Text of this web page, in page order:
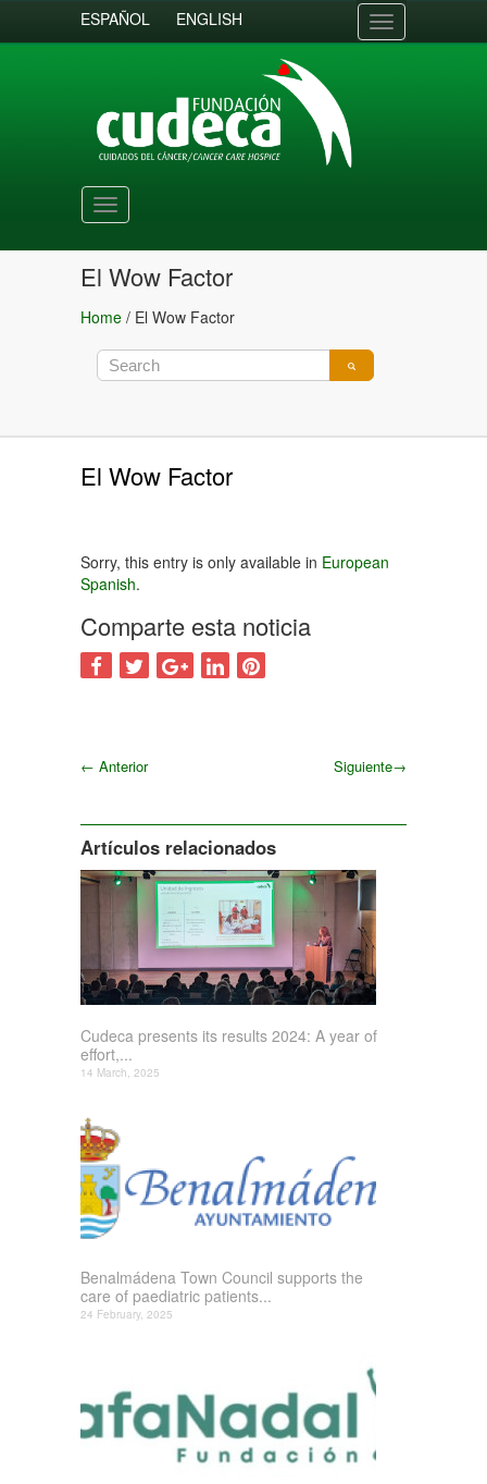
ESPAÑOL ENGLISH
Toggle
navigation
Toggle
navigation
El Wow Factor
Home / El Wow Factor
El Wow Factor
Sorry, this entry is only available in European
Spanish.
Comparte esta noticia
← Anterior Siguiente→
Artículos relacionados
Cudeca presents its results 2024: A year of
effort,...
14 March, 2025
Benalmádena Town Council supports the
care of paediatric patients...
24 February, 2025